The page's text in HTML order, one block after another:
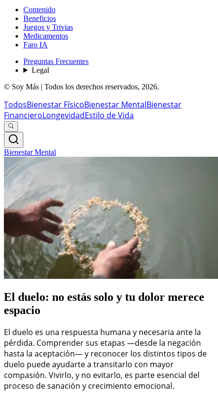
Contenido
Beneficios
Juegos y Trivias
Medicamentos
Faro IA
Preguntas Frecuentes
Legal
© Soy Más | Todos los derechos reservados, 2026.
TodosBienestar FísicoBienestar MentalBienestar
FinancieroLongevidadEstilo de Vida
Bienestar Mental
El duelo: no estás solo y tu dolor merece
espacio
El duelo es una respuesta humana y necesaria ante la
pérdida. Comprender sus etapas —desde la negación
hasta la aceptación— y reconocer los distintos tipos de
duelo puede ayudarte a transitarlo con mayor
compasión. Vivirlo, y no evitarlo, es parte esencial del
proceso de sanación y crecimiento emocional.